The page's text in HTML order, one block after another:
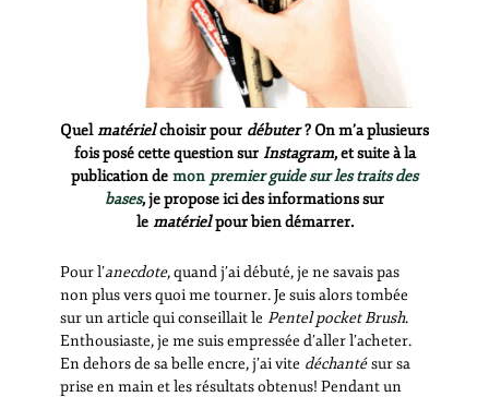
Quelmatérielchoisir pour débuter? On m’a plusieurs
fois posé cette question sur Instagram, et suite à la
publication de mon premier guide sur les traits des
bases, je propose ici des informations sur
le matérielpour bien démarrer.
Pour l’anecdote, quand j’ai débuté, je ne savais pas
non plus vers quoi me tourner. Je suis alors tombée
sur un article qui conseillait le Pentel pocket Brush.
Enthousiaste, je me suis empressée d’aller l’acheter.
En dehors de sa belle encre, j’ai vite déchantésur sa
prise en main et les résultats obtenus! Pendant un